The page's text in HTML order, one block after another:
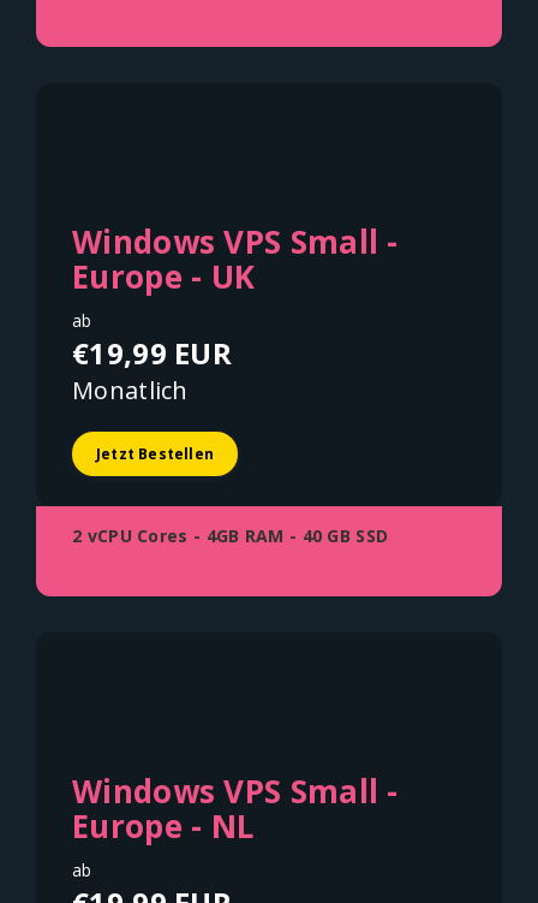
Windows VPS Small -
Europe - UK
ab
€19,99 EUR
Monatlich
Jetzt Bestellen
2 vCPU Cores - 4GB RAM - 40 GB SSD
Windows VPS Small -
Europe - NL
ab